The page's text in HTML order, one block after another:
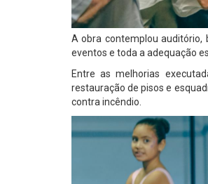
A obra contemplou auditório,
eventos e toda a adequação
Entre as melhorias
restauração de pisos e
contra incêndio.